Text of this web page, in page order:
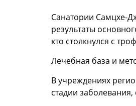
Санатории Самцхе-
результаты
кто столкнулся с
Лечебная база и
В учреждениях
стадии